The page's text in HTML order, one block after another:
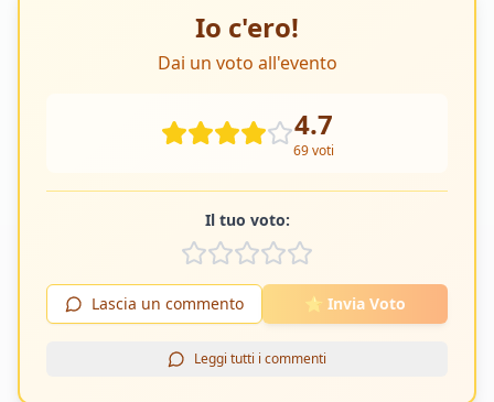
Io c'ero!
Dai un voto all'evento
4.7
69voti
Il tuo voto:
Lascia un commento ⭐ Invia Voto
Leggi tutti i commenti